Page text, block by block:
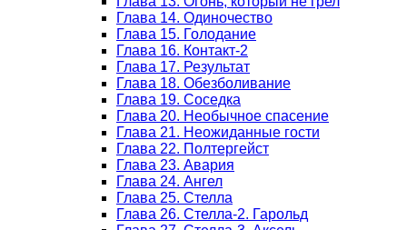
Глава 14. Одиночество
Глава 15. Голодание
Глава 16. Контакт-2
Глава 17. Результат
Глава 18. Обезболивание
Глава 19. Соседка
Глава 20. Необычное спасение
Глава 21. Неожиданные гости
Глава 22. Полтергейст
Глава 23. Авария
Глава 24. Ангел
Глава 25. Стелла
Глава 26. Стелла-2. Гарольд